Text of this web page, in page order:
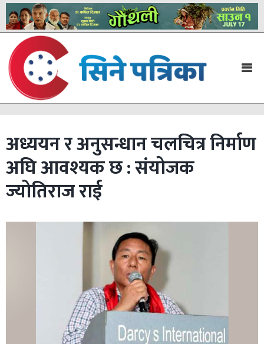
अध्ययन र अनुसन्धान चलचित्र निर्माण
अघि आवश्यक छ : संयोजक
ज्योतिराज राई